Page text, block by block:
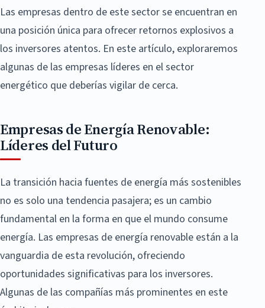
Las empresas dentro de este sector se encuentran en
una posición única para ofrecer retornos explosivos a
los inversores atentos. En este artículo, exploraremos
algunas de las empresas líderes en el sector
energético que deberías vigilar de cerca.
Empresas de Energía Renovable:
Líderes del Futuro
La transición hacia fuentes de energía más sostenibles
no es solo una tendencia pasajera; es un cambio
fundamental en la forma en que el mundo consume
energía. Las empresas de energía renovable están a la
vanguardia de esta revolución, ofreciendo
oportunidades significativas para los inversores.
Algunas de las compañías más prominentes en este